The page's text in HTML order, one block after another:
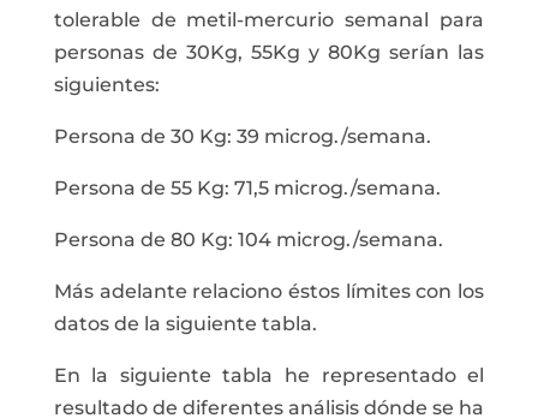
tolerable de metil-mercurio semanal para
personas de 30Kg, 55Kg y 80Kg serían las
siguientes:
Persona de 30 Kg: 39 microg./semana.
Persona de 55 Kg: 71,5 microg./semana.
Persona de 80 Kg: 104 microg./semana.
Más adelante relaciono éstos límites con los
datos de la siguiente tabla.
En la siguiente tabla he representado el
resultado de diferentes análisis dónde se ha